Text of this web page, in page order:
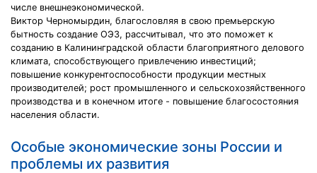
числе внешнеэкономической.
Виктор Черномырдин, благословляя в свою премьерскую
бытность создание ОЭЗ, рассчитывал, что это поможет к
созданию в Калининградской области благоприятного делового
климата, способствующего привлечению инвестиций;
повышение конкурентоспособности продукции местных
производителей; рост промышленного и сельскохозяйственного
производства и в конечном итоге - повышение благосостояния
населения области.
Особые экономические зоны России и
проблемы их развития